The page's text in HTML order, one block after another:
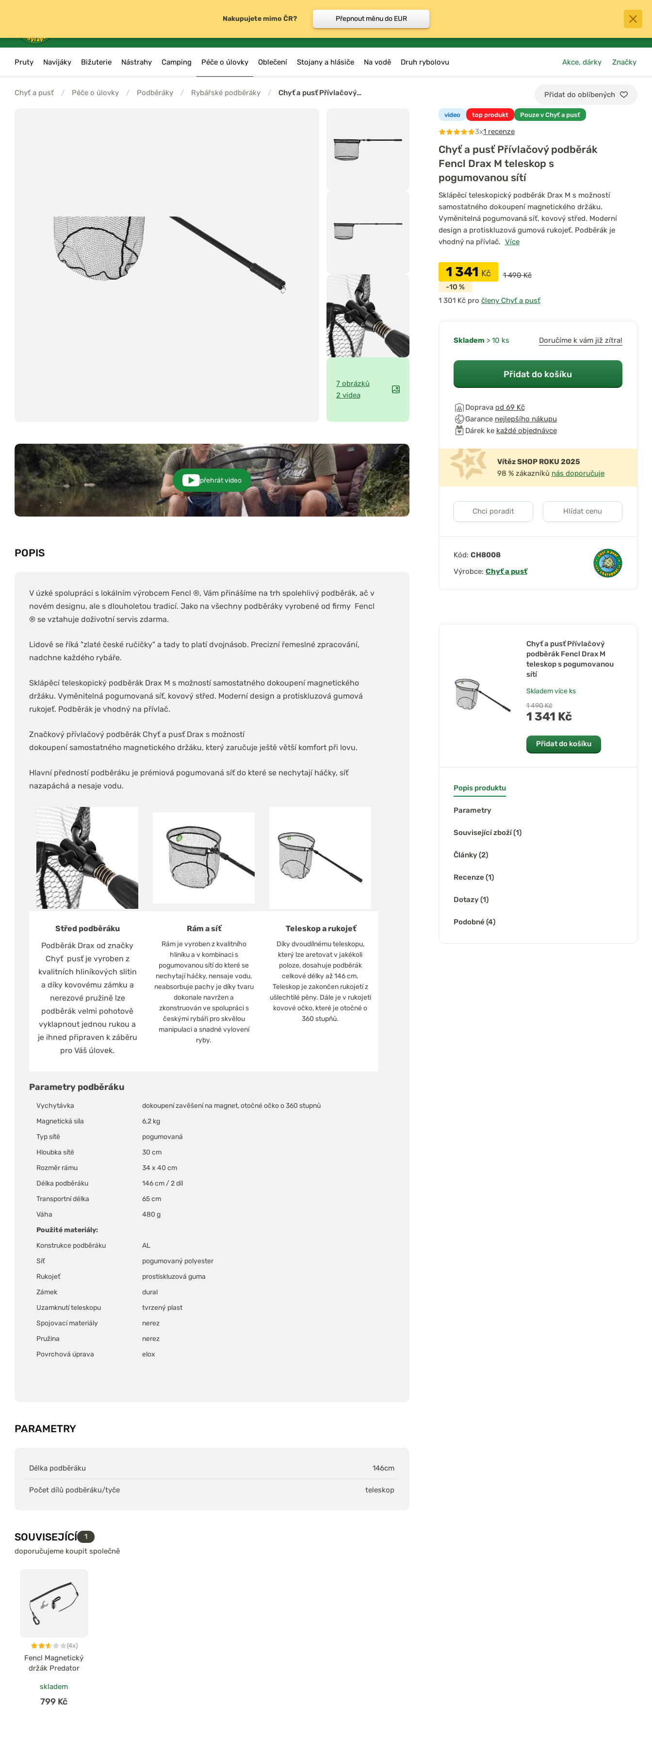
0
košík
Pruty Navijáky Bižuterie Nástrahy Camping Péče o úlovky Oblečení Stojany a hlásiče Na vodě Druh rybolovu Akce, dárky Značky
Chyť a pusť / Péče o úlovky / Podběráky / Rybářské podběráky / Chyť a pusť Přívlačový… Přidat do oblíbených
přehrát video
7 obrázků
2 videa
přehrát video
POPIS
V úzké spolupráci s lokálním výrobcem Fencl ®, Vám přinášíme na trh spolehlivý podběrák, ač v
novém designu, ale s dlouholetou tradicí. Jako na všechny podběráky vyrobené od firmy Fencl
® se vztahuje doživotní servis zdarma.
Lidově se říká "zlaté české ručičky" a tady to platí dvojnásob. Precizní řemeslné zpracování,
nadchne každého rybáře.
Sklápěcí teleskopický podběrák Drax M s možností samostatného dokoupení magnetického
držáku. Vyměnitelná pogumovaná síť, kovový střed. Moderní design a protiskluzová gumová
rukojeť. Podběrák je vhodný na přívlač.
Značkový přívlačový podběrák Chyť a pusť Drax s možností
dokoupení samostatného magnetického držáku, který zaručuje ještě větší komfort při lovu.
Hlavní předností podběráku je prémiová pogumovaná síť do které se nechytají háčky, síť
nazapáchá a nesaje vodu.
Střed podběráku
Podběrák Drax od značky
Chyť pusť je vyroben z
kvalitních hliníkových slitin
a díky kovovému zámku a
nerezové pružině lze
podběrák velmi pohotově
vyklapnout jednou rukou a
je ihned připraven k záběru
pro Váš úlovek.
Rám a síť
Rám je vyroben z kvalitního
hliníku a v kombinaci s
pogumovanou sítí do které se
nechytají háčky, nensaje vodu,
neabsorbuje pachy je díky tvaru
dokonale navržen a
zkonstruován ve spolupráci s
českými rybáři pro skvělou
manipulaci a snadné vylovení
ryby.
Teleskop a rukojeť
Díky dvoudílnému teleskopu,
který lze aretovat v jakékoli
poloze, dosahuje podběrák
celkové délky až 146 cm.
Teleskop je zakončen rukojetí z
ušlechtilé pěny. Dále je v rukojeti
kovové očko, které je otočné o
360 stupňů.
Parametry podběráku
Vychytávka
dokoupení zavěšení na magnet, otočné očko o 360 stupnů
Magnetická síla
6,2 kg
Typ sítě
pogumovaná
Hloubka sítě
30 cm
Rozměr rámu
34 x 40 cm
Délka podběráku
146 cm / 2 díl
Transportní délka
65 cm
Váha
480 g
Použité materiály:
Konstrukce podběráku
AL
Síť
pogumovaný polyester
Rukojeť
prostiskluzová guma
Zámek
dural
Uzamknutí teleskopu
tvrzený plast
Spojovací materiály
nerez
Pružina
nerez
Povrchová úprava
elox
PARAMETRY
Délka podběráku 146cm
Počet dílů podběráku/tyče teleskop
SOUVISEJÍCÍ
1
doporučujeme koupit společně
(4x)
Fencl Magnetický
držák Predator
skladem
799 Kč
3x1 recenze
Chyť a pusť Přívlačový podběrák
Fencl Drax M teleskop s
pogumovanou sítí
video top produkt Pouze v Chyť a pusť
Sklápěcí teleskopický podběrák Drax M s možností
samostatného dokoupení magnetického držáku.
Vyměnitelná pogumovaná síť, kovový střed. Moderní
design a protiskluzová gumová rukojeť. Podběrák je
vhodný na přívlač. Více
1 341 Kč
1 490 Kč
-10 %
pro členy Chyť a pusť
Skladem > 10 ks Doručíme k vám již zítra!
Přidat do košíku
Doprava od 69 Kč
Garance nejlepšího nákupu
Dárek ke každé objednávce
Vítěz SHOP ROKU 2025
98 % zákazníků nás doporučuje
Chci poradit Hlídat cenu
Kód: CH8008
Výrobce: Chyť a pusť
Chyť a pusť Přívlačový
podběrák Fencl Drax M
teleskop s pogumovanou
sítí
Sklademvíce ks
1 490 Kč
1 341 Kč
Přidat do košíku
Popis produktu
Parametry
Související zboží (1)
Články (2)
Recenze (1)
Dotazy (1)
Podobné (4)
Nakupujete mimo ČR? Přepnout měnu do EUR